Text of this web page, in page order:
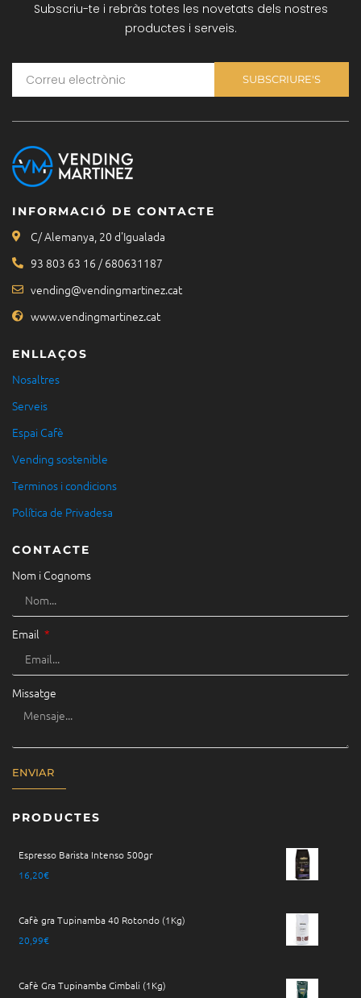
Subscriu-te i rebràs totes les novetats dels nostres
productes i serveis.
SUBSCRIURE'S
INFORMACIÓ DE CONTACTE
C/ Alemanya, 20 d'Igualada
93 803 63 16 / 680631187
vending@vendingmartinez.cat
www.vendingmartinez.cat
ENLLAÇOS
Nosaltres
Serveis
Espai Cafè
Vending sostenible
Terminos i condicions
Política de Privadesa
CONTACTE
Nom i Cognoms
Email
Missatge
ENVIAR
PRODUCTES
Espresso Barista Intenso 500gr
16,20€
Cafè gra Tupinamba 40 Rotondo (1Kg)
20,99€
Cafè Gra Tupinamba Cimbali (1Kg)